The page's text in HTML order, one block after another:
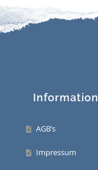
Information
AGB’s
Impressum